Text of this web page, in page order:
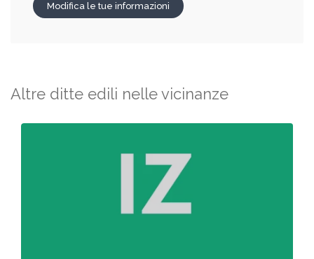
Modifica le tue informazioni
Altre ditte edili nelle vicinanze